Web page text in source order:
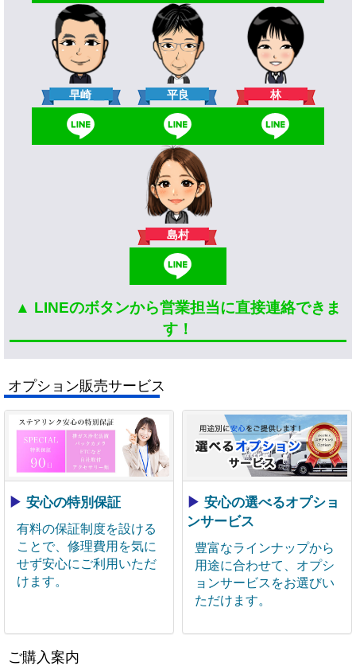
早崎 平良 林
島村
▲ LINEのボタンから営業担当に直接連絡できま
す！
オプション販売サービス
▶ 安心の特別保証
有料の保証制度を設ける
ことで、修理費用を気に
せず安心にご利用いただ
けます。
▶ 安心の選べるオプショ
ンサービス
豊富なラインナップから
用途に合わせて、オプシ
ョンサービスをお選びい
ただけます。
ご購入案内